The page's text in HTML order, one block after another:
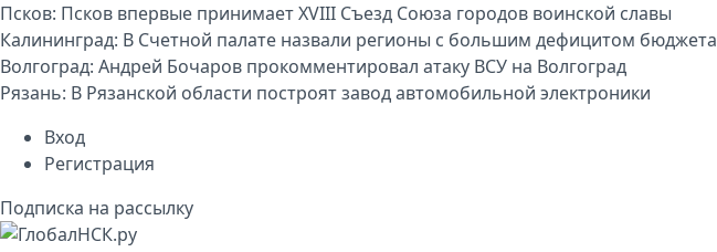
Псков: Псков впервые принимает XVIII Съезд Союза городов воинской славы
Калининград: В Счетной палате назвали регионы с большим дефицитом бюджета
Волгоград: Андрей Бочаров прокомментировал атаку ВСУ на Волгоград
Рязань: В Рязанской области построят завод автомобильной электроники
Вход
Регистрация
Подписка на рассылку